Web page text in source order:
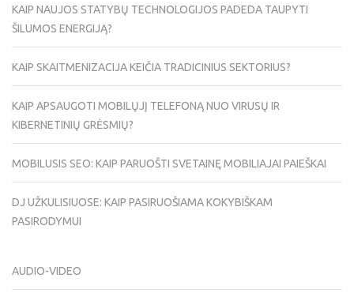
KAIP NAUJOS STATYBŲ TECHNOLOGIJOS PADEDA TAUPYTI
ŠILUMOS ENERGIJĄ?
KAIP SKAITMENIZACIJA KEIČIA TRADICINIUS SEKTORIUS?
KAIP APSAUGOTI MOBILŲJĮ TELEFONĄ NUO VIRUSŲ IR
KIBERNETINIŲ GRĖSMIŲ?
MOBILUSIS SEO: KAIP PARUOŠTI SVETAINĘ MOBILIAJAI PAIEŠKAI
DJ UŽKULISIUOSE: KAIP PASIRUOŠIAMA KOKYBIŠKAM
PASIRODYMUI
AUDIO-VIDEO